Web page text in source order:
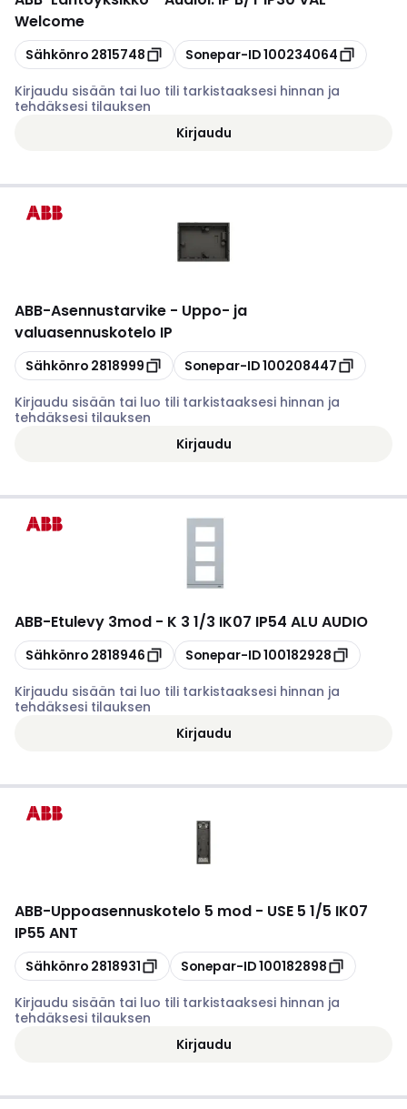
Welcome
Kopioi
Sähkönro 2815748 Kopioi
Sonepar-ID100234064
Kirjaudu sisään tai luo tili tarkistaaksesi hinnan ja
tehdäksesi tilauksen
Kirjaudu
ABB-Asennustarvike - Uppo- ja
valuasennuskotelo IP
Kopioi
Sähkönro 2818999 Kopioi
Sonepar-ID100208447
Kirjaudu sisään tai luo tili tarkistaaksesi hinnan ja
tehdäksesi tilauksen
Kirjaudu
ABB-Etulevy 3mod - K 3 1/3 IK07 IP54 ALU AUDIO
Kopioi
Sähkönro 2818946 Kopioi
Sonepar-ID100182928
Kirjaudu sisään tai luo tili tarkistaaksesi hinnan ja
tehdäksesi tilauksen
Kirjaudu
ABB-Uppoasennuskotelo 5 mod - USE 5 1/5 IK07
IP55 ANT
Kopioi
Sähkönro 2818931 Kopioi
Sonepar-ID100182898
Kirjaudu sisään tai luo tili tarkistaaksesi hinnan ja
tehdäksesi tilauksen
Kirjaudu